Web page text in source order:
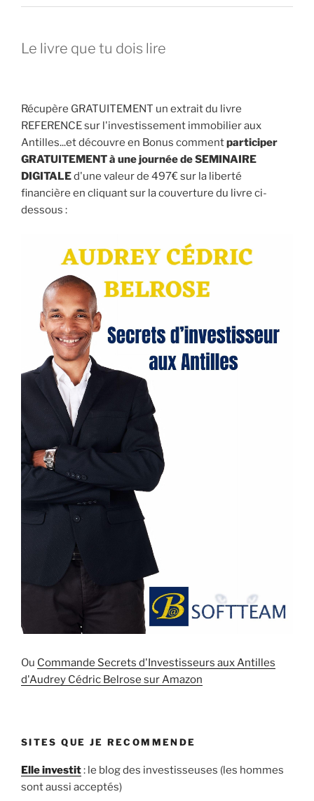
Le livre que tu dois lire
Récupère GRATUITEMENT un extrait du livre
REFERENCE sur l'investissement immobilier aux
Antilles...et découvre en Bonus commentparticiper
GRATUITEMENT à une journée de SEMINAIRE
DIGITALEd'une valeur de 497€ sur la liberté
financière en cliquant sur la couverture du livre ci-
dessous :
Ou Commande Secrets d'Investisseurs aux Antilles
d'Audrey Cédric Belrose sur Amazon
SITES QUE JE RECOMMENDE
Elle investit: le blog des investisseuses (les hommes
sont aussi acceptés)